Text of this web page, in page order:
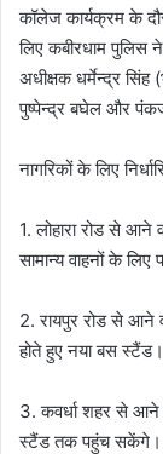
कॉलेज कार्यक्रम के
लिए कबीरधाम पुलिस
अधीक्षक धर्मेन्द्र सिंह
पुष्पेन्द्र बघेल और पंकज
नागरिकों के लिए
1. लोहारा रोड से आने
सामान्य वाहनों के लिए
2. रायपुर रोड से आने
होते हुए नया बस स्टैंड।
3. कवर्धा शहर से आने
स्टैंड तक पहुंच सकेंगे।